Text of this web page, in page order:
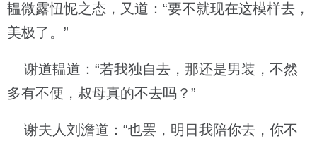
韫微露忸怩之态，又道：“要不就现在这模样去，
美极了。”
谢道韫道：“若我独自去，那还是男装，不然
多有不便，叔母真的不去吗？”
谢夫人刘澹道：“也罢，明日我陪你去，你不